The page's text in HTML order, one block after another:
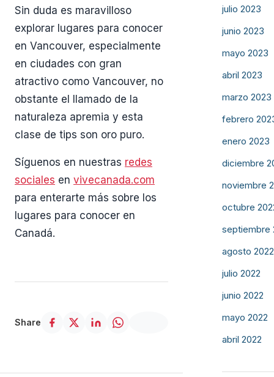
Sin duda es maravilloso
explorar lugares para conocer
en Vancouver, especialmente
en ciudades con gran
atractivo como Vancouver, no
obstante el llamado de la
naturaleza apremia y esta
clase de tips son oro puro.
Síguenos en nuestras redes
sociales en vivecanada.com
para enterarte más sobre los
lugares para conocer en
Canadá.
Share
julio 2023
junio 2023
mayo 2023
abril 2023
marzo 2023
febrero
enero 2023
diciembre
noviembre
octubre
septiembre
agosto 2022
julio 2022
junio 2022
mayo 2022
abril 2022